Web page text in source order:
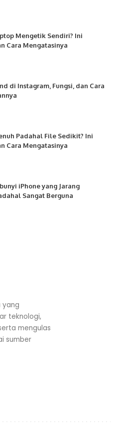
Mengetik Sendiri? Ini
Cara Mengatasinya
di Instagram, Fungsi, dan Cara
Padahal File Sedikit? Ini
Cara Mengatasinya
iPhone yang Jarang
Sangat Berguna
yang
teknologi,
mengulas
sumber